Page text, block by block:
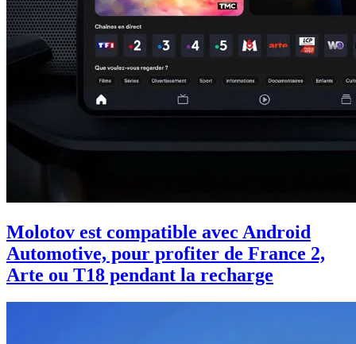
Molotov est compatible avec Android
Automotive, pour profiter de France 2,
Arte ou T18 pendant la recharge